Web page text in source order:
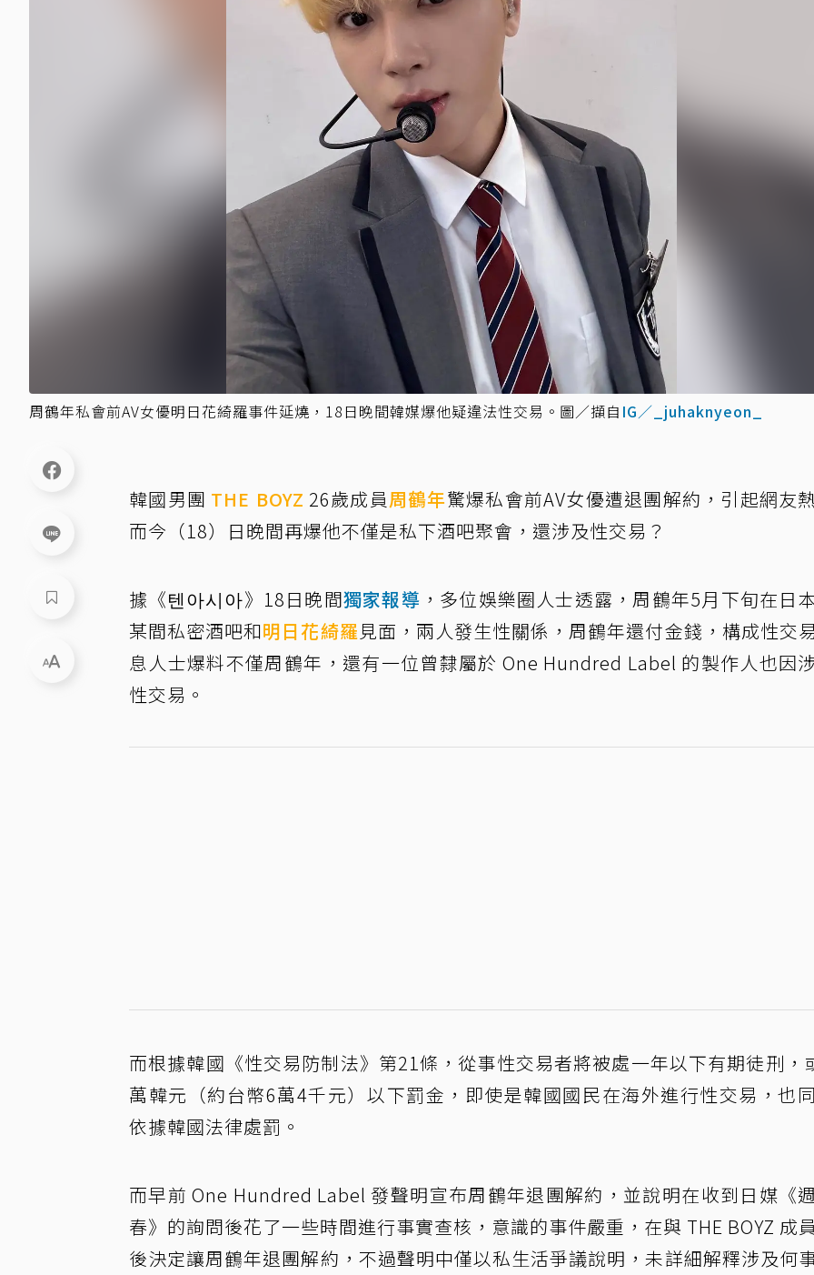
周鶴年私會前AV女優明日花綺羅事件延燒，18日晚間韓媒爆他疑違法性交易。圖／擷自 IG／_juhaknyeon_
韓國男團 THE BOYZ 26歲成員周鶴年驚爆私會前AV女優遭退團解約，引起網友
而今（18）日晚間再爆他不僅是私下酒吧聚會，還涉及性交易？
據《텐아시아》18日晚間獨家報導 ，多位娛樂圈人士透露，周鶴年5月下旬在日
某間私密酒吧和明日花綺羅見面，兩人發生性關係，周鶴年還付金錢，構成性交
息人士爆料不僅周鶴年，還有一位曾隸屬於 One Hundred Label 的製作人也因
性交易。
而根據韓國《性交易防制法》第21條，從事性交易者將被處一年以下有期徒刑，
萬韓元（約台幣6萬4千元）以下罰金，即使是韓國國民在海外進行性交易，也
依據韓國法律處罰。
而早前 One Hundred Label 發聲明宣布周鶴年退團解約，並說明在收到日媒《
春》的詢問後花了一些時間進行事實查核，意識的事件嚴重，在與 THE BOYZ 成
後決定讓周鶴年退團解約，不過聲明中僅以私生活爭議說明，未詳細解釋涉及何